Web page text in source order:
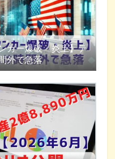
カー爆破・炎上】テ
外で急落